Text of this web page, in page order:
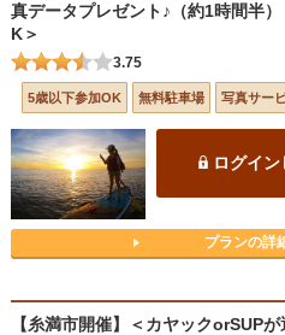
真データプレゼント♪（約1時間半
K＞
3.75
5歳以下参加OK 無料駐車場 写真サー
ログイ
プランの詳
【糸満市開催】＜カヤックorSUP